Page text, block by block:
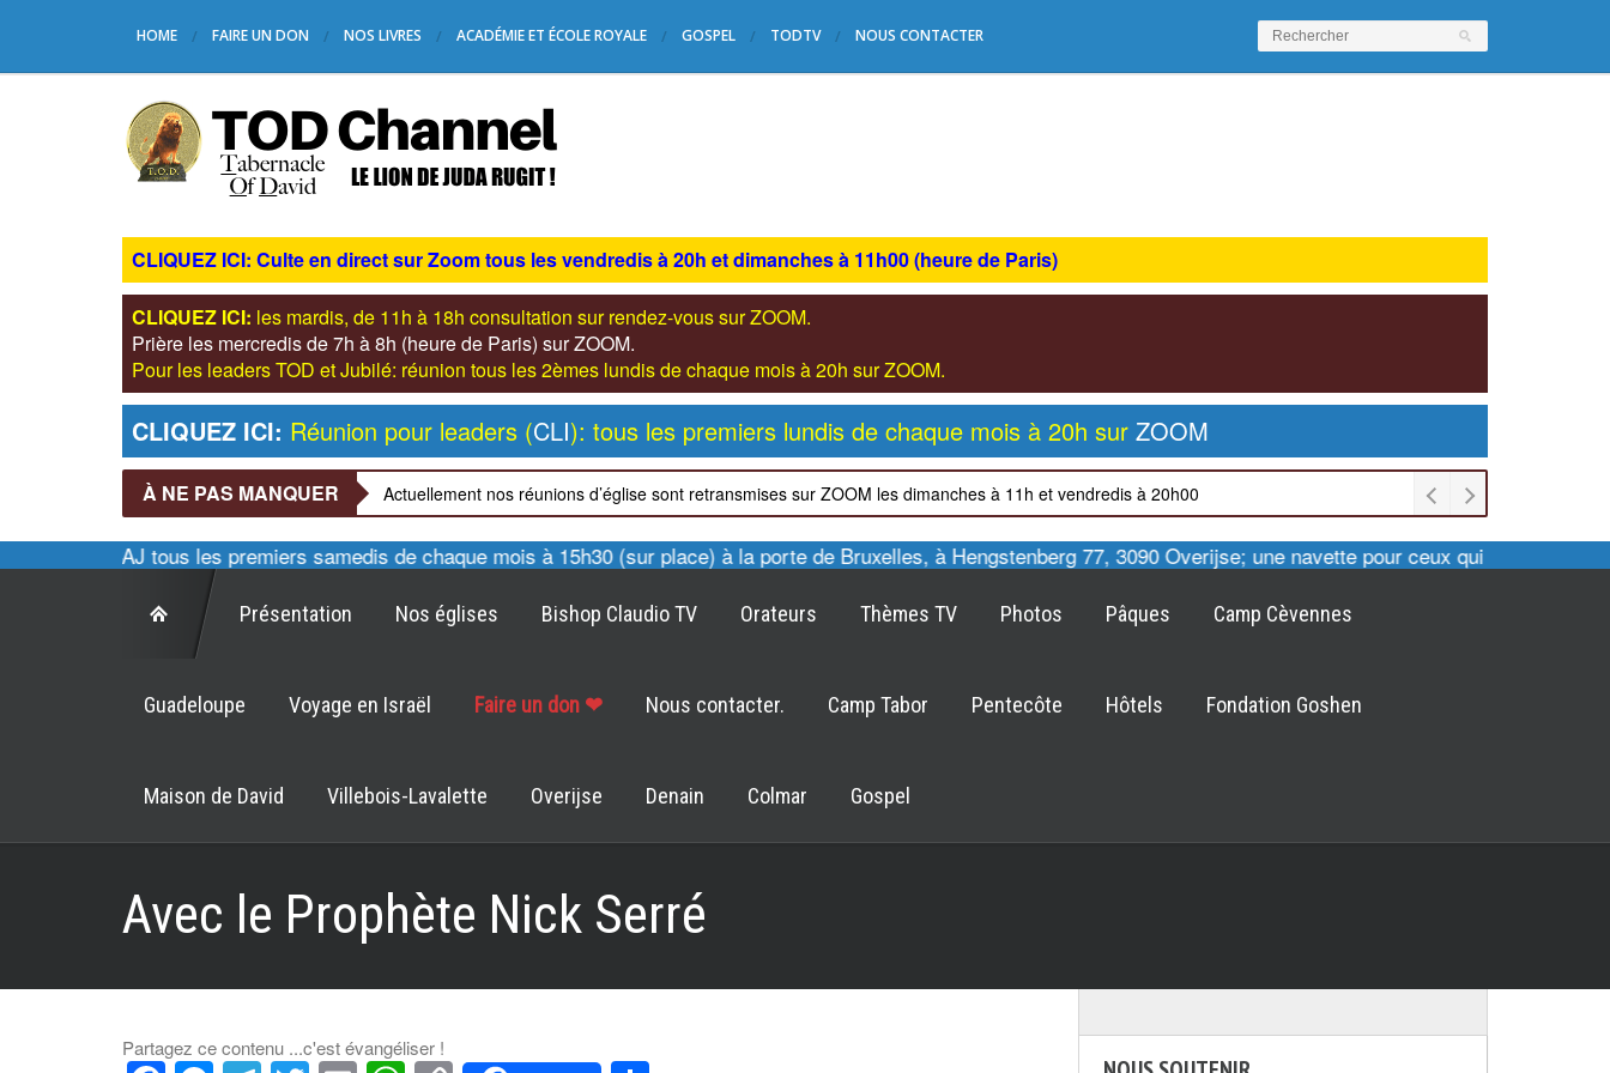
HOME FAIRE UN DON NOS LIVRES ACADÉMIE ET ÉCOLE ROYALE GOSPEL TODTV NOUS CONTACTER
CLIQUEZ ICI: Culte en direct sur Zoom tous les vendredis à 20h et dimanches à 11h00 (heure de Paris)
CLIQUEZ ICI: les mardis, de 11h à 18h consultation sur rendez-vous sur ZOOM.
Prière les mercredis de 7h à 8h (heure de Paris) sur ZOOM.
Pour les leaders TOD et Jubilé: réunion tous les 2èmes lundis de chaque mois à 20h sur ZOOM.
CLIQUEZ ICI: Réunion pour leaders (CLI): tous les premiers lundis de chaque mois à 20h sur ZOOM
À NE PAS MANQUER Actuellement nos réunions d’église sont retransmises sur ZOOM les dimanches à 11h et vendredis à 20h00
des CAJ tous les premiers samedis de chaque mois à 15h30 (sur place) à la porte de Bruxelles, à Hengstenberg 77, 3090 Overijse; une navette pour ceux qui le désirent
Présentation Nos églises Bishop Claudio TV Orateurs Thèmes TV Photos Pâques Camp Cèvennes
Guadeloupe Voyage en Israël Faire un don ❤ Nous contacter. Camp Tabor Pentecôte Hôtels Fondation Goshen
Maison de David Villebois-Lavalette Overijse Denain Colmar Gospel
Avec le Prophète Nick Serré
Partagez ce contenu ...c'est évangéliser !